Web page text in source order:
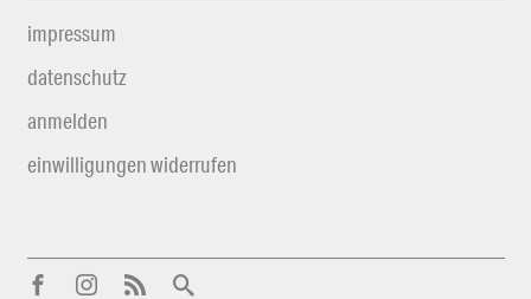
impressum
datenschutz
anmelden
einwilligungen widerrufen